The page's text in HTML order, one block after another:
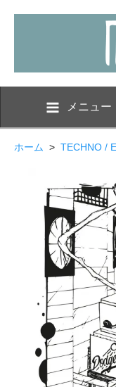
メニュー
ホーム > TECHNO /